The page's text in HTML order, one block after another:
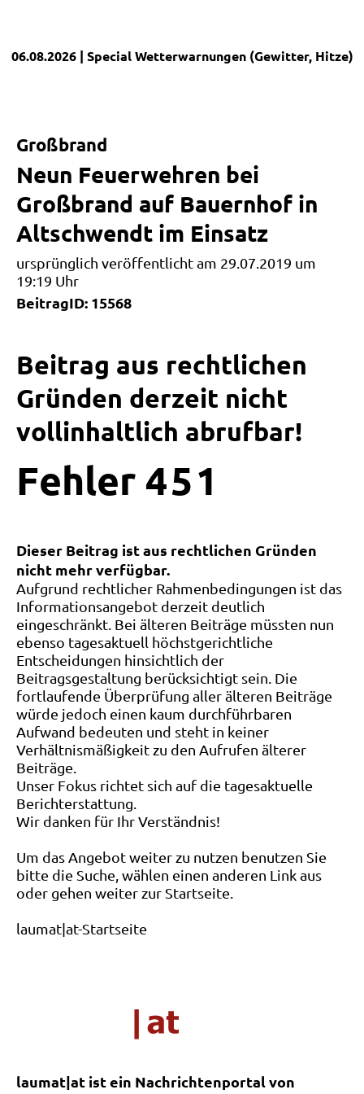
06.08.2026 | SpecialWetterwarnungen (Gewitter, Hitze)
Großbrand
Neun Feuerwehren bei
Großbrand auf Bauernhof in
Altschwendt im Einsatz
ursprünglich veröffentlicht am 29.07.2019 um
19:19 Uhr
BeitragID: 15568
Beitrag aus rechtlichen
Gründen derzeit nicht
vollinhaltlich abrufbar!
Fehler 4 5 1
Dieser Beitrag ist aus rechtlichen Gründen
nicht mehr verfügbar.
Aufgrund rechtlicher Rahmenbedingungen ist das
Informationsangebot derzeit deutlich
eingeschränkt. Bei älteren Beiträge müssten nun
ebenso tagesaktuell höchstgerichtliche
Entscheidungen hinsichtlich der
Beitragsgestaltung berücksichtigt sein. Die
fortlaufende Überprüfung aller älteren Beiträge
würde jedoch einen kaum durchführbaren
Aufwand bedeuten und steht in keiner
Verhältnismäßigkeit zu den Aufrufen älterer
Beiträge.
Unser Fokus richtet sich auf die tagesaktuelle
Berichterstattung.
Wir danken für Ihr Verständnis!
Um das Angebot weiter zu nutzen benutzen Sie
bitte die Suche, wählen einen anderen Link aus
oder gehen weiter zur Startseite.
laumat|at-Startseite
laumat|at ist ein Nachrichtenportal von